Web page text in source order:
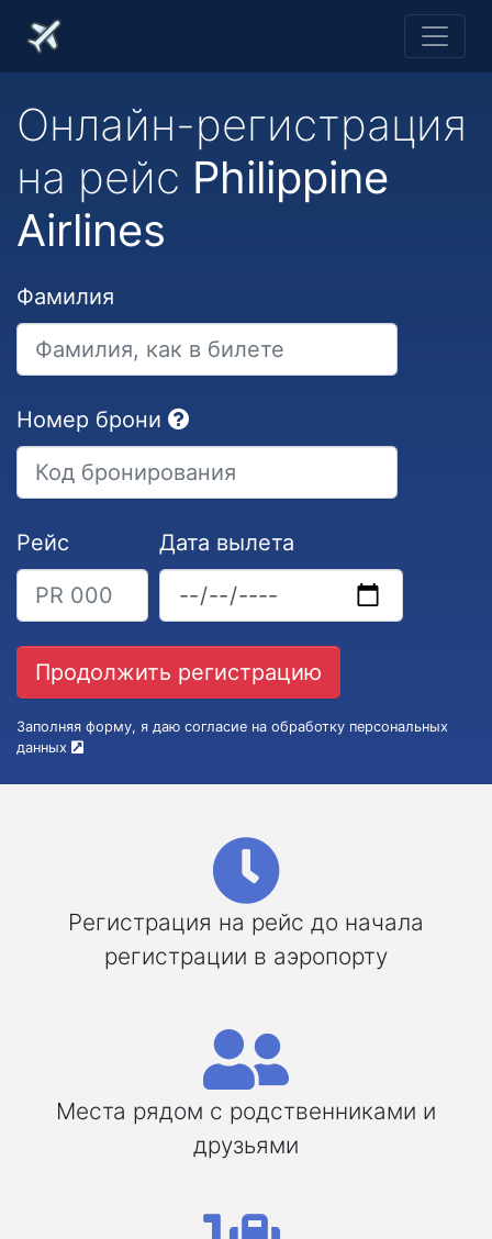
Онлайн-регистрация
на рейс Philippine
Airlines
Фамилия
Номер брони
Рейс Дата вылета
Заполняя форму, я даю согласие на обработку персональных
данных
Регистрация на рейс до начала
регистрации в аэропорту
Места рядом с родственниками и
друзьями